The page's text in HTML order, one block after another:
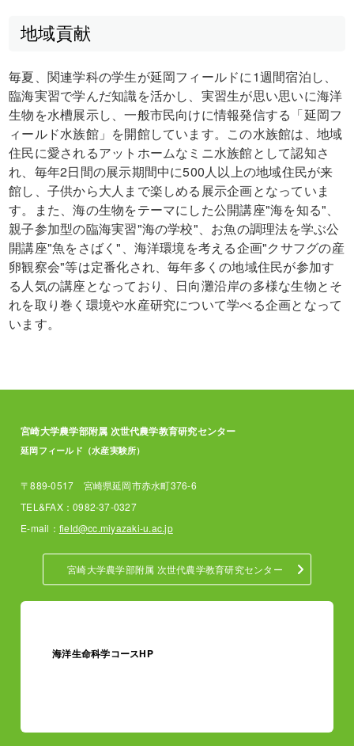
地域貢献
毎夏、関連学科の学生が延岡フィールドに1週間宿泊し、
臨海実習で学んだ知識を活かし、実習生が思い思いに海洋
生物を水槽展示し、一般市民向けに情報発信する「延岡フ
ィールド水族館」を開館しています。この水族館は、地域
住民に愛されるアットホームなミニ水族館として認知さ
れ、毎年2日間の展示期間中に500人以上の地域住民が来
館し、子供から大人まで楽しめる展示企画となっていま
す。また、海の生物をテーマにした公開講座"海を知る"、
親子参加型の臨海実習"海の学校"、お魚の調理法を学ぶ公
開講座"魚をさばく"、海洋環境を考える企画"クサフグの産
卵観察会"等は定番化され、毎年多くの地域住民が参加す
る人気の講座となっており、日向灘沿岸の多様な生物とそ
れを取り巻く環境や水産研究について学べる企画となって
います。
宮崎大学農学部附属 次世代農学教育研究センター
延岡フィールド（水産実験所）
〒889-0517 宮崎県延岡市赤水町376-6
TEL&FAX：0982-37-0327
E-mail： field@cc.miyazaki-u.ac.jp
宮崎大学農学部附属 次世代農学教育研究センター
海洋生命科学コースHP